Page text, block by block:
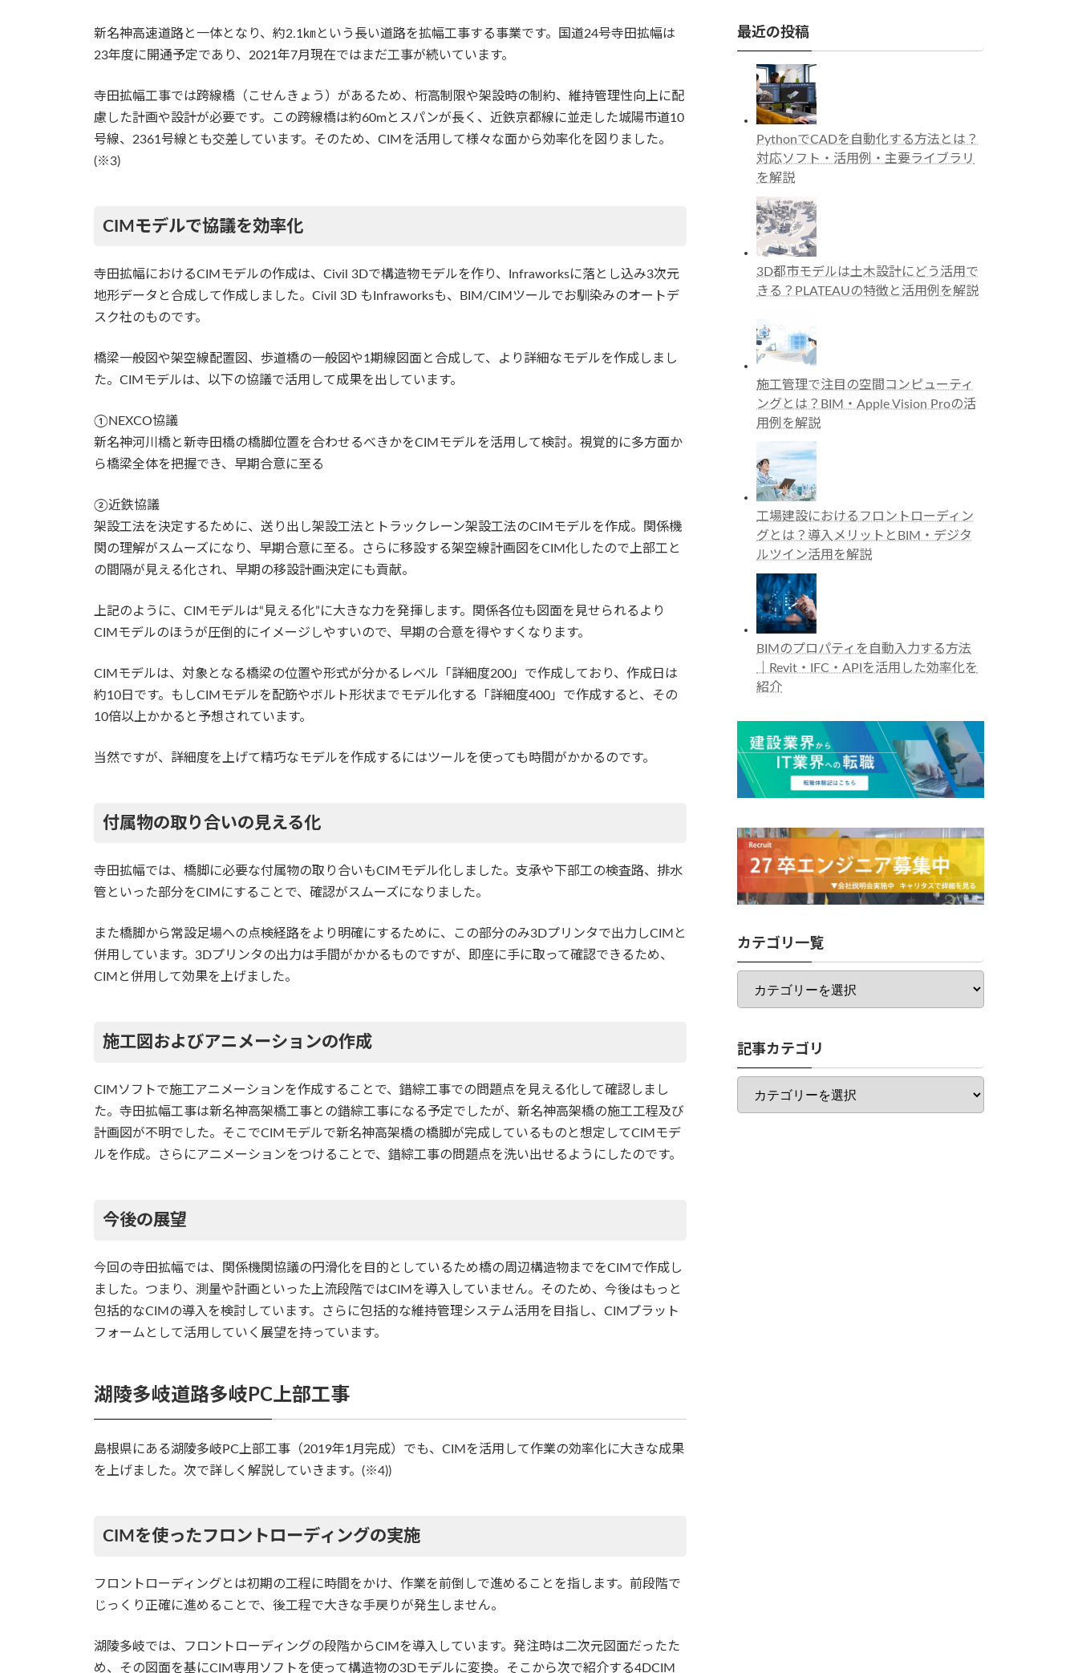
新名神高速道路と一体となり、約2.1㎞という長い道路を拡幅工事する事業です。国道24号寺田拡幅は
23年度に開通予定であり、2021年7月現在ではまだ工事が続いています。
寺田拡幅工事では跨線橋（こせんきょう）があるため、桁高制限や架設時の制約、維持管理性向上に配
慮した計画や設計が必要です。この跨線橋は約60mとスパンが長く、近鉄京都線に並走した城陽市道10
号線、2361号線とも交差しています。そのため、CIMを活用して様々な面から効率化を図りました。
(※3)
CIMモデルで協議を効率化
寺田拡幅におけるCIMモデルの作成は、Civil 3Dで構造物モデルを作り、Infraworksに落とし込み3次元
地形データと合成して作成しました。Civil 3D もInfraworksも、BIM/CIMツールでお馴染みのオートデ
スク社のものです。
橋梁一般図や架空線配置図、歩道橋の一般図や1期線図面と合成して、より詳細なモデルを作成しまし
た。CIMモデルは、以下の協議で活用して成果を出しています。
①NEXCO協議
新名神河川橋と新寺田橋の橋脚位置を合わせるべきかをCIMモデルを活用して検討。視覚的に多方面か
ら橋梁全体を把握でき、早期合意に至る
②近鉄協議
架設工法を決定するために、送り出し架設工法とトラックレーン架設工法のCIMモデルを作成。関係機
関の理解がスムーズになり、早期合意に至る。さらに移設する架空線計画図をCIM化したので上部工と
の間隔が見える化され、早期の移設計画決定にも貢献。
上記のように、CIMモデルは“見える化”に大きな力を発揮します。関係各位も図面を見せられるより
CIMモデルのほうが圧倒的にイメージしやすいので、早期の合意を得やすくなります。
CIMモデルは、対象となる橋梁の位置や形式が分かるレベル「詳細度200」で作成しており、作成日は
約10日です。もしCIMモデルを配筋やボルト形状までモデル化する「詳細度400」で作成すると、その
10倍以上かかると予想されています。
当然ですが、詳細度を上げて精巧なモデルを作成するにはツールを使っても時間がかかるのです。
付属物の取り合いの見える化
寺田拡幅では、橋脚に必要な付属物の取り合いもCIMモデル化しました。支承や下部工の検査路、排水
管といった部分をCIMにすることで、確認がスムーズになりました。
また橋脚から常設足場への点検経路をより明確にするために、この部分のみ3Dプリンタで出力しCIMと
併用しています。3Dプリンタの出力は手間がかかるものですが、即座に手に取って確認できるため、
CIMと併用して効果を上げました。
施工図およびアニメーションの作成
CIMソフトで施工アニメーションを作成することで、錯綜工事での問題点を見える化して確認しまし
た。寺田拡幅工事は新名神高架橋工事との錯綜工事になる予定でしたが、新名神高架橋の施工工程及び
計画図が不明でした。そこでCIMモデルで新名神高架橋の橋脚が完成しているものと想定してCIMモデ
ルを作成。さらにアニメーションをつけることで、錯綜工事の問題点を洗い出せるようにしたのです。
今後の展望
今回の寺田拡幅では、関係機関協議の円滑化を目的としているため橋の周辺構造物までをCIMで作成し
ました。つまり、測量や計画といった上流段階ではCIMを導入していません。そのため、今後はもっと
包括的なCIMの導入を検討しています。さらに包括的な維持管理システム活用を目指し、CIMプラット
フォームとして活用していく展望を持っています。
湖陵多岐道路多岐PC上部工事
島根県にある湖陵多岐PC上部工事（2019年1月完成）でも、CIMを活用して作業の効率化に大きな成果
を上げました。次で詳しく解説していきます。(※4))
CIMを使ったフロントローディングの実施
フロントローディングとは初期の工程に時間をかけ、作業を前倒しで進めることを指します。前段階で
じっくり正確に進めることで、後工程で大きな手戻りが発生しません。
湖陵多岐では、フロントローディングの段階からCIMを導入しています。発注時は二次元図面だったた
め、その図面を基にCIM専用ソフトを使って構造物の3Dモデルに変換。そこから次で紹介する4DCIM
最近の投稿
PythonでCADを自動化する方法とは？
対応ソフト・活用例・主要ライブラリ
を解説
3D都市モデルは土木設計にどう活用で
きる？PLATEAUの特徴と活用例を解説
施工管理で注目の空間コンピューティ
ングとは？BIM・Apple Vision Proの活
用例を解説
工場建設におけるフロントローディン
グとは？導入メリットとBIM・デジタ
ルツイン活用を解説
BIMのプロパティを自動入力する方法
｜Revit・IFC・APIを活用した効率化を
紹介
カテゴリ一覧
カ
ゴ
一
覧
記事カテゴリ
記
カ